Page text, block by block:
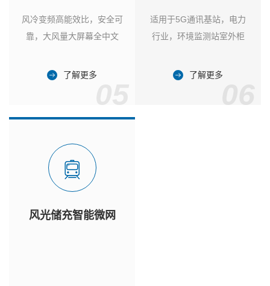
风冷变频高能效比，安全可
靠，大风量大屏幕全中文
了解更多
适用于5G通讯基站，电力
行业，环境监测站室外柜
了解更多
风光储充智能微网